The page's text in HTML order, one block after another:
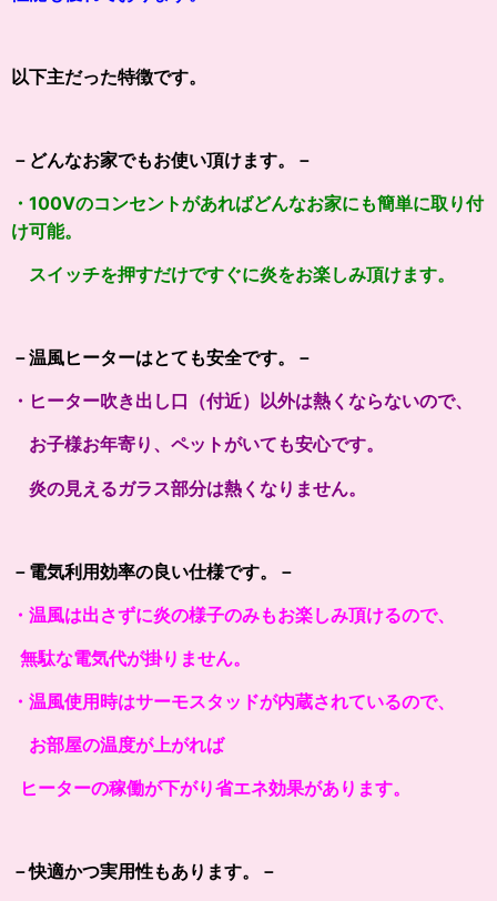
以下主だった特徴です。
－どんなお家でもお使い頂けます。－
・100Vのコンセントがあればどんなお家にも簡単に取り付
け可能。
スイッチを押すだけですぐに炎をお楽しみ頂けます。
－温風ヒーターはとても安全です。－
・ヒーター吹き出し口（付近）以外は熱くならないので、
お子様お年寄り、ペットがいても安心です。
炎の見えるガラス部分は熱くなりません。
－電気利用効率の良い仕様です。－
・温風は出さずに炎の様子のみもお楽しみ頂けるので、
無駄な電気代が掛りません。
・温風使用時はサーモスタッドが内蔵されているので、
お部屋の温度が上がれば
ヒーターの稼働が下がり省エネ効果があります。
－快適かつ実用性もあります。－